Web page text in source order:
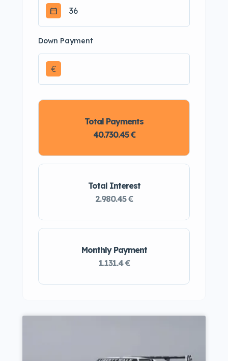
Down Payment
€
Monthly Payment
1.131.4 €
Total Interest
2.980.45 €
Total Payments
40.730.45 €